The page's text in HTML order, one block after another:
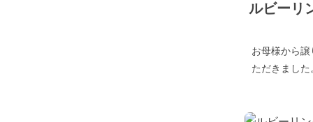
ルビーリ
お母様から
ただきました